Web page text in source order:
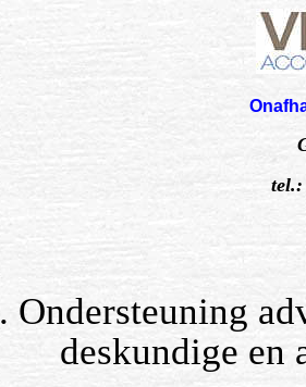
Galerij 3,
tel.: 035
. Ondersteuning
deskundige en